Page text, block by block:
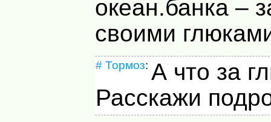
океан.банка –
своими
# Тормоз: А что за
Расскажи